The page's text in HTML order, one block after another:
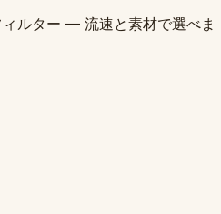
ルター — 流速と素材で選べま